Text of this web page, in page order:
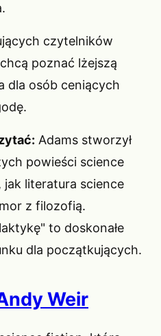
czytelników
poznać lżejszą
dla osób ceniących
Adams stworzył
powieści science
literatura science
z filozofią.
to doskonałe
dla początkujących.
Weir